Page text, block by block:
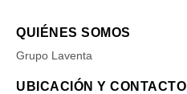
QUIÉNES SOMOS
Grupo Laventa
UBICACIÓN Y CONTACTO